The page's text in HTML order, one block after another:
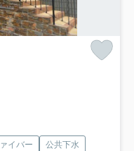
イバー 公共下水